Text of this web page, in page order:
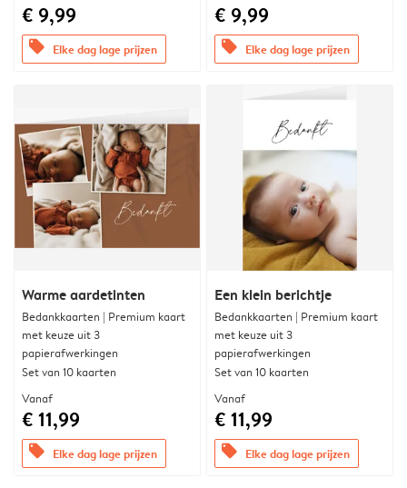
€ 9,99
offers Elke dag lage prijzen
€ 9,99
offers Elke dag lage prijzen
Warme aardetinten
Bedankkaarten | Premium kaart
met keuze uit 3
papierafwerkingen
Set van 10 kaarten
Vanaf
€ 11,99
offers Elke dag lage prijzen
Een klein berichtje
Bedankkaarten | Premium kaart
met keuze uit 3
papierafwerkingen
Set van 10 kaarten
Vanaf
€ 11,99
offers Elke dag lage prijzen